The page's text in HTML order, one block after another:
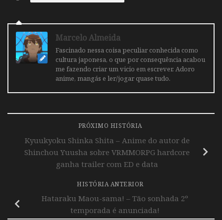
Marcelo Almeida
Fascinado nessa coisa peculiar conhecida como
cultura japonesa, o que por consequência acabou
me fazendo criar um vicio em escrever. Adoro
anime, mangás e ler/jogar quase tudo.
PRÓXIMO HISTÓRIA
Kyuukyoku Shinka Shita – Anime do autor de
Shinchou Yuusha sobre VRMMORPG hardcore
ganha trailer com ED e data
HISTÓRIA ANTERIOR
Hataraku Maou-sama! – Tão sonhada 2º
temporada é anunciada!